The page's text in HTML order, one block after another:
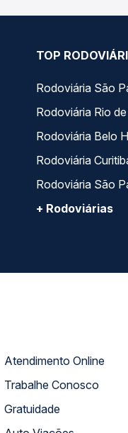
TOP
Rodoviária São
Rodoviária Rio
Rodoviária Belo
Rodoviária
Rodoviária São
+ Rodoviárias
Atendimento Online
Trabalhe Conosco
Gratuidade